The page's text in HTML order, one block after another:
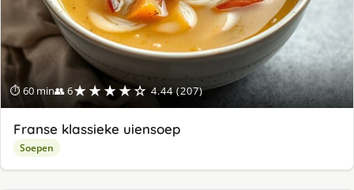
⏱ 60 min👥 6★★★★☆ 4.44 (207)
Franse klassieke uiensoep
Soepen